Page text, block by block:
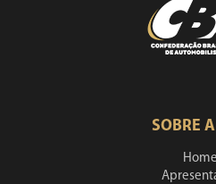
SOBRE
Home